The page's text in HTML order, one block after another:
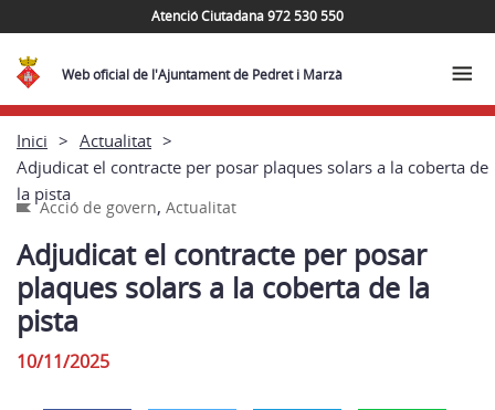
Atenció Ciutadana 972 530 550
Web oficial de l'Ajuntament de Pedret i Marzà
Inici
Actualitat
Adjudicat el contracte per posar plaques solars a la coberta de
la pista
Acció de govern, Actualitat
Adjudicat el contracte per posar
plaques solars a la coberta de la
pista
10/11/2025